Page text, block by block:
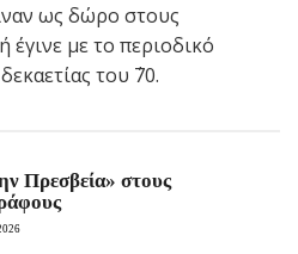
ως δώρο στους
με το περιοδικό
του ΄70.
Πρεσβεία» στους